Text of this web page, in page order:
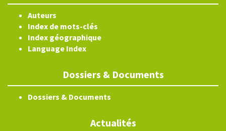
Auteurs
Index de mots-clés
Index géographique
Language Index
Dossiers & Documents
Dossiers & Documents
Actualités